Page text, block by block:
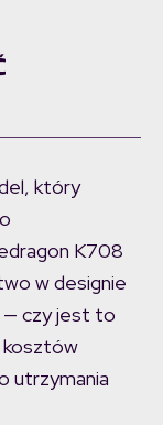
który
K708
w designie
— czy jest to
kosztów
utrzymania